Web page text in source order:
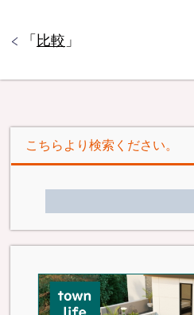
「 比較 」
こちらより検索ください。